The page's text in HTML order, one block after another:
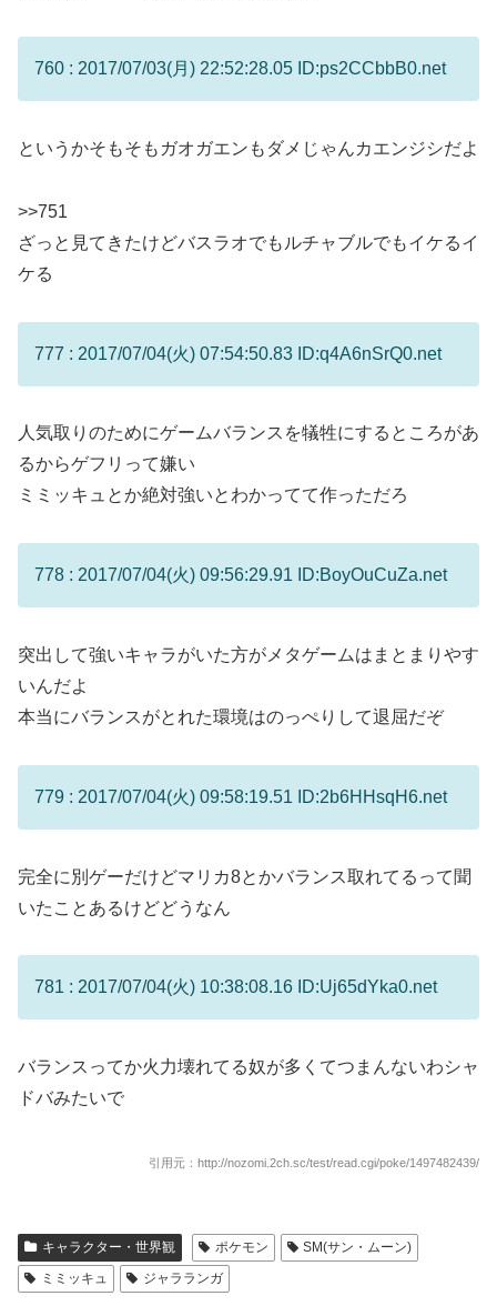
760 : 2017/07/03(月) 22:52:28.05 ID:ps2CCbbB0.net
というかそもそもガオガエンもダメじゃんカエンジシだよ
>>751
ざっと見てきたけどバスラオでもルチャブルでもイケるイ
ケる
777 : 2017/07/04(火) 07:54:50.83 ID:q4A6nSrQ0.net
人気取りのためにゲームバランスを犠牲にするところがあ
るからゲフリって嫌い
ミミッキュとか絶対強いとわかってて作っただろ
778 : 2017/07/04(火) 09:56:29.91 ID:BoyOuCuZa.net
突出して強いキャラがいた方がメタゲームはまとまりやす
いんだよ
本当にバランスがとれた環境はのっぺりして退屈だぞ
779 : 2017/07/04(火) 09:58:19.51 ID:2b6HHsqH6.net
完全に別ゲーだけどマリカ8とかバランス取れてるって聞
いたことあるけどどうなん
781 : 2017/07/04(火) 10:38:08.16 ID:Uj65dYka0.net
バランスってか火力壊れてる奴が多くてつまんないわシャ
ドバみたいで
引用元：http://nozomi.2ch.sc/test/read.cgi/poke/1497482439/
キャラクター・世界観 ポケモン
SM(サン・ムーン)
ミミッキュ
ジャラランガ